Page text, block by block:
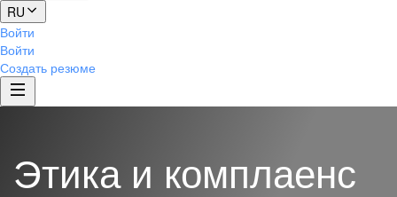
RU
Войти
Войти
Создать резюме
Этика и комплаенс